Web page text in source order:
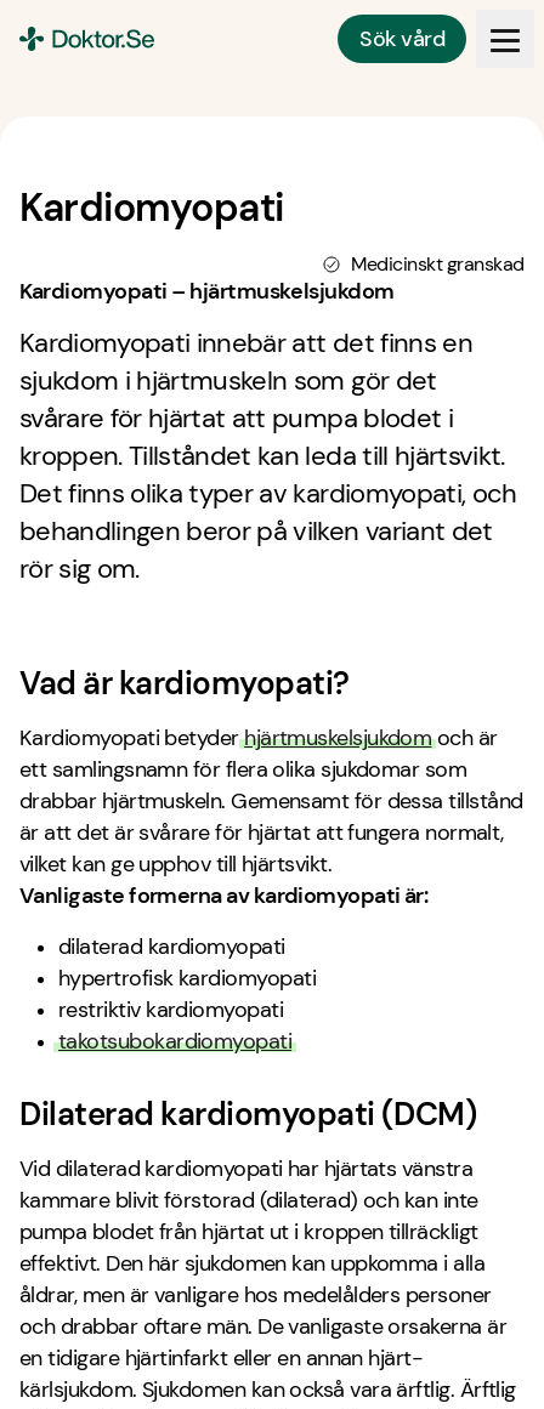
Sök vård
Kardiomyopati
Medicinskt granskad
Kardiomyopati – hjärtmuskelsjukdom
Kardiomyopati innebär att det finns en
sjukdom i hjärtmuskeln som gör det
svårare för hjärtat att pumpa blodet i
kroppen. Tillståndet kan leda till hjärtsvikt.
Det finns olika typer av kardiomyopati, och
behandlingen beror på vilken variant det
rör sig om.
Vad är kardiomyopati?
Kardiomyopati betyderhjärtmuskelsjukdomoch är
ett samlingsnamn för flera olika sjukdomar som
drabbar hjärtmuskeln. Gemensamt för dessa tillstånd
är att det är svårare för hjärtat att fungera normalt,
vilket kan ge upphov till hjärtsvikt.
Vanligaste formerna av kardiomyopati är:
dilaterad kardiomyopati
hypertrofisk kardiomyopati
restriktiv kardiomyopati
takotsubokardiomyopati
Dilaterad kardiomyopati (DCM)
Vid dilaterad kardiomyopati har hjärtats vänstra
kammare blivit förstorad (dilaterad) och kan inte
pumpa blodet från hjärtat ut i kroppen tillräckligt
effektivt. Den här sjukdomen kan uppkomma i alla
åldrar, men är vanligare hos medelålders personer
och drabbar oftare män. De vanligaste orsakerna är
en tidigare hjärtinfarkt eller en annan hjärt-
kärlsjukdom. Sjukdomen kan också vara ärftlig. Ärftlig